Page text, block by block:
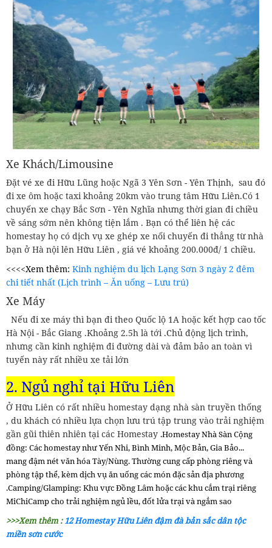
Xe Khách/Limousine
Đặt vé xe đi Hữu Lũng hoặc Ngã 3 Yên Sơn - Yên Thịnh, sau đó
đi xe ôm hoặc taxi khoảng 20km vào trung tâm Hữu Liên.Có 1
chuyến xe chạy Bắc Sơn - Yên Nghĩa nhưng thời gian đi chiều
về sáng sớm nên không tiện lắm . Bạn có thể liên hệ các
homestay họ có dịch vụ xe ghép xe nối chuyến đi thẳng từ nhà
bạn ở Hà nội lên Hữu Liên , giá vé khoảng 200.000đ/ 1 chiều.
<<<<Xem thêm: Kinh nghiệm du lịch Lạng Sơn 3 ngày 2 đêm
chi tiết nhất (Lịch trình – Ăn uống – Lưu trú)
Xe Máy
Nếu đi xe máy thì bạn đi theo Quốc lộ 1A hoặc kết hợp cao tốc
Hà Nội - Bắc Giang .Khoảng 2.5h là tới .Chủ động lịch trình,
nhưng cần kinh nghiệm đi đường dài và đảm bảo an toàn vì
tuyến này rất nhiều xe tải lớn
2. Ngủ nghỉ tại Hữu Liên
Ở Hữu Liên có rất nhiều homestay dạng nhà sàn truyền thống
, du khách có nhiều lựa chọn lưu trú tập trung vào trải nghiệm
gần gũi thiên nhiên tại các Homestay .Homestay Nhà Sàn Cộng
đồng: Các homestay như Yến Nhi, Bình Minh, Mộc Bản, Gia Bảo...
mang đậm nét văn hóa Tày/Nùng. Thường cung cấp phòng riêng và
phòng tập thể, kèm dịch vụ ăn uống các món đặc sản địa phương
.Camping/Glamping: Khu vực Đồng Lâm hoặc các khu cắm trại riêng
MiChiCamp cho trải nghiệm ngủ lều, đốt lửa trại và ngắm sao
>>>Xem thêm :12 Homestay Hữu Liên đậm đà bản sắc dân tộc
miền sơn cước